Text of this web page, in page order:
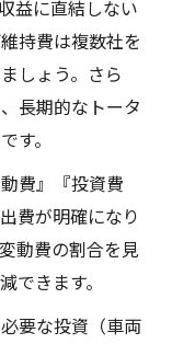
益に直結しない
持費は複数社を
しょう。さら
長期的なトータ
す。
費』『投資費
費が明確になり
動費の割合を見
できます。
要な投資（車両